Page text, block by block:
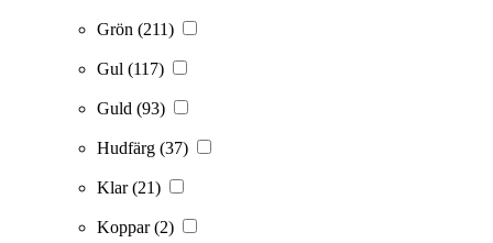
Grön (211)
Gul (117)
Guld (93)
Hudfärg (37)
Klar(21)
Koppar(2)